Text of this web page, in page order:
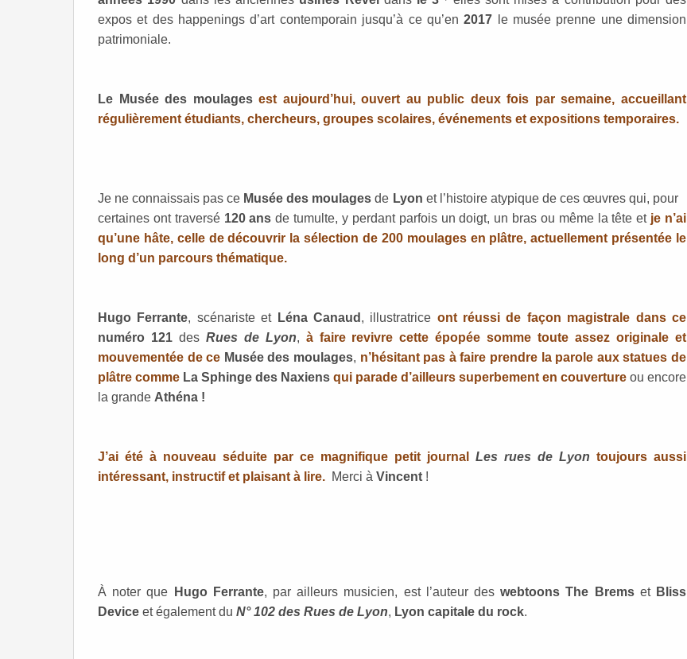
expos et des happenings d’art contemporain jusqu’à ce qu’en2017 le musée prenne une dimension
patrimoniale.
Le Musée des moulages est aujourd’hui, ouvert au public deux fois par semaine, accueillant
régulièrement étudiants, chercheurs, groupes scolaires, événements et expositions temporaires.
Je ne connaissais pas ce Musée des moulages de Lyon et l’histoire atypique de ces œuvres qui, pour
certaines ont traversé 120 ans de tumulte, y perdant parfois un doigt, un bras ou même la tête et je n’ai
qu’une hâte, celle de découvrir la sélection de 200 moulages en plâtre, actuellement présentée le
long d’un parcours thématique.
Hugo Ferrante, scénariste et Léna Canaud , illustratrice ont réussi de façon magistrale dans ce
numéro 121des Rues de Lyon, à faire revivre cette épopée somme toute assez originale et
mouvementée de ce Musée des moulages, n’hésitant pas à faire prendre la parole aux statues de
plâtre comme La Sphinge des Naxiens qui parade d’ailleurs superbement en couverture ou encore
la grande Athéna !
J’ai été à nouveau séduite par ce magnifique petit journal Les rues de Lyon toujours aussi
intéressant, instructif et plaisant à lire. Merci à Vincent !
À noter que Hugo Ferrante, par ailleurs musicien, est l’auteur deswebtoons The Bremset Bliss
Device et également du N° 102 des Rues de Lyon, Lyon capitale du rock.